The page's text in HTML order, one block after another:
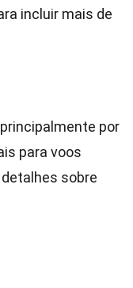
incluir mais de
por
para voos
sobre